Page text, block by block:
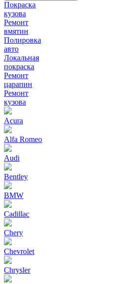
Покраска
кузова
Ремонт
вмятин
Полировка
авто
Локальная
покраска
Ремонт
царапин
Ремонт
кузова
Acura
Alfa Romeo
Audi
Bentley
BMW
Cadillac
Chery
Chevrolet
Chrysler